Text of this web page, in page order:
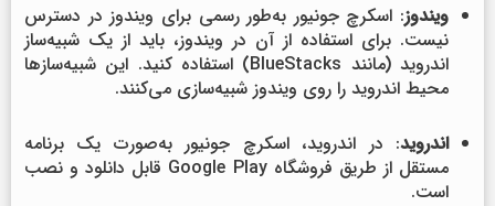
ویندوز: اسکرچ جونیور به‌طور رسمی برای ویندوز در دسترس
نیست. برای استفاده از آن در ویندوز، باید از یک شبیه‌ساز
اندروید (مانند BlueStacks) استفاده کنید. این شبیه‌سازها
محیط اندروید را روی ویندوز شبیه‌سازی می‌کنند.
اندروید: در اندروید، اسکرچ جونیور به‌صورت یک برنامه
مستقل از طریق فروشگاه Google Play قابل دانلود و نصب
است.